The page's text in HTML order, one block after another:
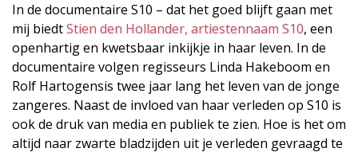
In de documentaire S10 – dat het goed blijft gaan met
mij biedtStien den Hollander, artiestennaam S10, een
openhartig en kwetsbaar inkijkje in haar leven. In de
documentaire volgen regisseurs Linda Hakeboom en
Rolf Hartogensis twee jaar lang het leven van de jonge
zangeres. Naast de invloed van haar verleden op S10 is
ook de druk van media en publiek te zien. Hoe is het om
altijd naar zwarte bladzijden uit je verleden gevraagd te